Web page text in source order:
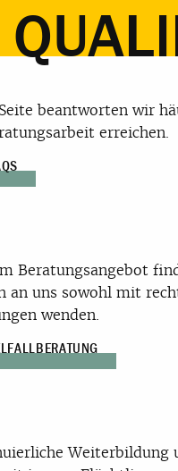
beantworten wir
erreichen.
Beratungsangebot
an uns sowohl mit
wenden.
Weiterbildung